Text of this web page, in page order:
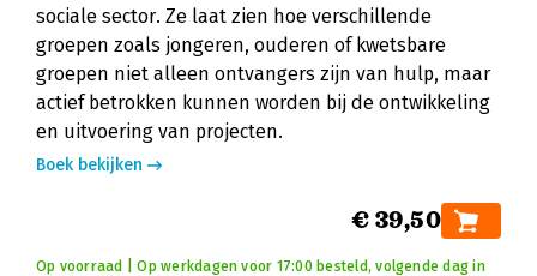
sociale sector. Ze laat zien hoe verschillende
groepen zoals jongeren, ouderen of kwetsbare
groepen niet alleen ontvangers zijn van hulp, maar
actief betrokken kunnen worden bij de ontwikkeling
en uitvoering van projecten.
Boek bekijken
€ 39,50
Op voorraad | Op werkdagen voor 17:00 besteld, volgende dag in